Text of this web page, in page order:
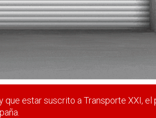
XXI, el periódico del
de usuario (elija un nombre)*
que estar suscrito a Transporte XXI, el